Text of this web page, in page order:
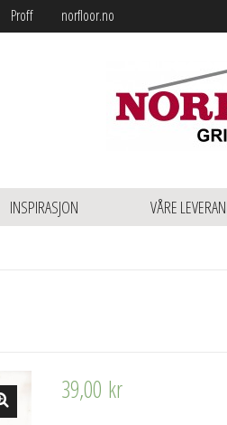
Proff norfloor.no
INSPIRASJON VÅRE
39,00 kr